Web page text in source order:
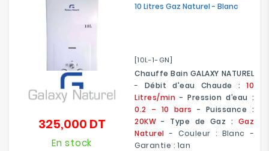
10 Litres Gaz Naturel - Blanc
[10L-1-GN]
Chauffe Bain GALAXY NATUREL
- Débit d'eau Chaude :
10
Litres/min - Pression d’eau :
0.2 – 10 bars - Puissance :
20KW - Type de Gaz : Gaz
Naturel - Couleur : Blanc -
Garantie : 1an
325,000 DTPrix
En stock